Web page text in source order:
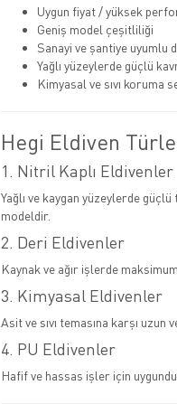
Uygun fiyat / yüksek
Geniş model çeşitliliği
Sanayi ve şantiye uyumlu
Yağlı yüzeylerde güçlü
Kimyasal ve sıvı koruma
Hegi Eldiven
1. Nitril Kaplı Eldivenler
Yağlı ve kaygan yüzeylerde
modeldir.
2. Deri Eldivenler
Kaynak ve ağır işlerde maksimum
3. Kimyasal Eldivenler
Asit ve sıvı temasına karşı uzun
4. PU Eldivenler
Hafif ve hassas işler için